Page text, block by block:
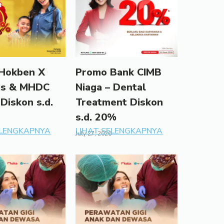
X
& MHDC
s.d.
Promo Bank CIMB
Niaga – Dental
Treatment Diskon
s.d. 20%
July 27, 2026
LIHAT SELENGKAPNYA